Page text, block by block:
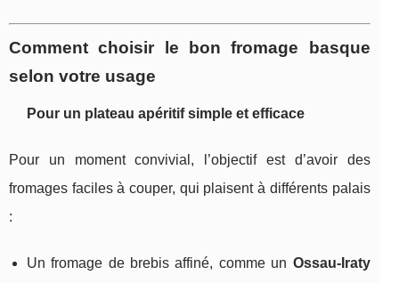
Comment choisir le bon fromage basque
selon votre usage
Pour un plateau apéritif simple et efficace
Pour un moment convivial, l’objectif est d’avoir des
fromages faciles à couper, qui plaisent à différents palais
:
Un fromage de brebis affiné, comme un Ossau-Iraty